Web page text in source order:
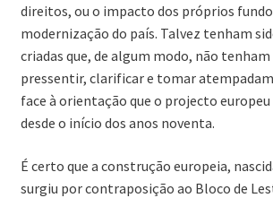
direitos, ou o impacto dos próprios
modernização do país. Talvez tenham
criadas que, de algum modo, não
pressentir, clarificar e tomar
face à orientação que o projecto europeu
desde o início dos anos noventa.
É certo que a construção europeia,
surgiu por contraposição ao Bloco de